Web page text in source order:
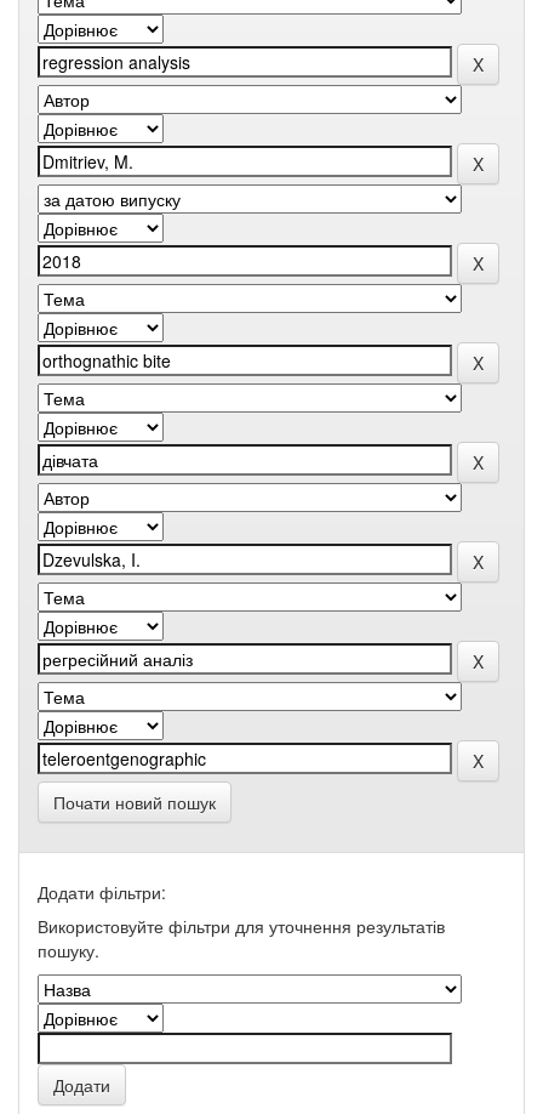
Почати новий пошук
Додати фільтри:
Використовуйте фільтри для уточнення результатів
пошуку.